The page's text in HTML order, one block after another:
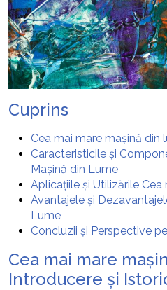
Cuprins
Cea mai mare mașină din
Caracteristicile și
Mașină din Lume
Aplicațiile și Utilizările
Avantajele și
Lume
Concluzii și Perspective
Cea mai mare
Introducere și